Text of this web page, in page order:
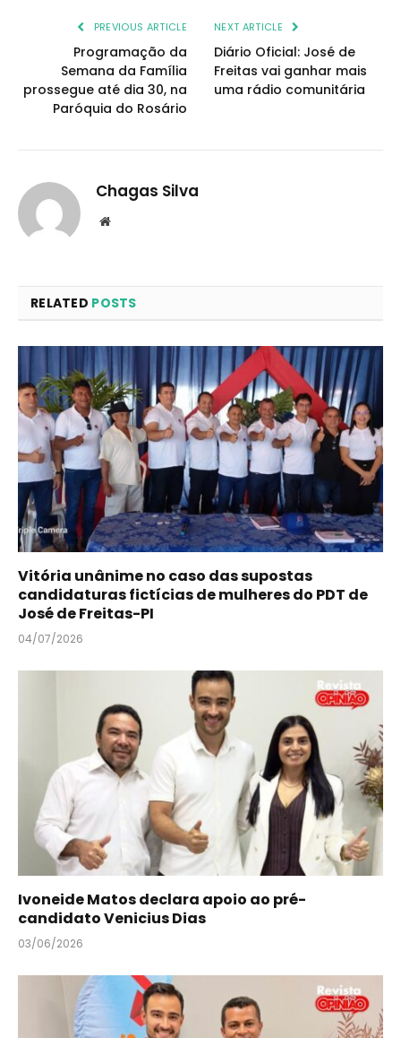
PREVIOUS ARTICLE
Programação da
Semana da Família
prossegue até dia 30, na
Paróquia do Rosário
NEXT ARTICLE
Diário Oficial: José de
Freitas vai ganhar mais
uma rádio comunitária
Chagas Silva
Website
RELATED POSTS
Vitória unânime no caso das supostas
candidaturas fictícias de mulheres do PDT de
José de Freitas-PI
04/07/2026
Ivoneide Matos declara apoio ao pré-
candidato Venicius Dias
03/06/2026